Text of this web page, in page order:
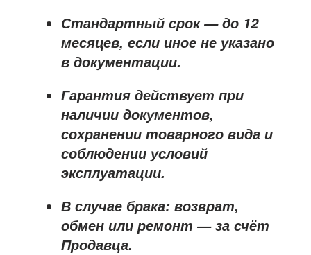
Стандартный срок — до 12
месяцев, если иное не указано
в документации.
Гарантия действует при
наличии документов,
сохранении товарного вида и
соблюдении условий
эксплуатации.
В случае брака: возврат,
обмен или ремонт —за счёт
Продавца.